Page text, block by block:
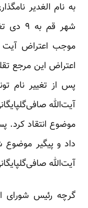
به نام الغدیر
شهر
موجب اعتراض آیت
اعتراض این مرجع
پس از تغییر نام
آیت‌الله
موضوع انتقاد
داد و پیگیر موضوع
آیت‌الله
گرچه رئیس شورای